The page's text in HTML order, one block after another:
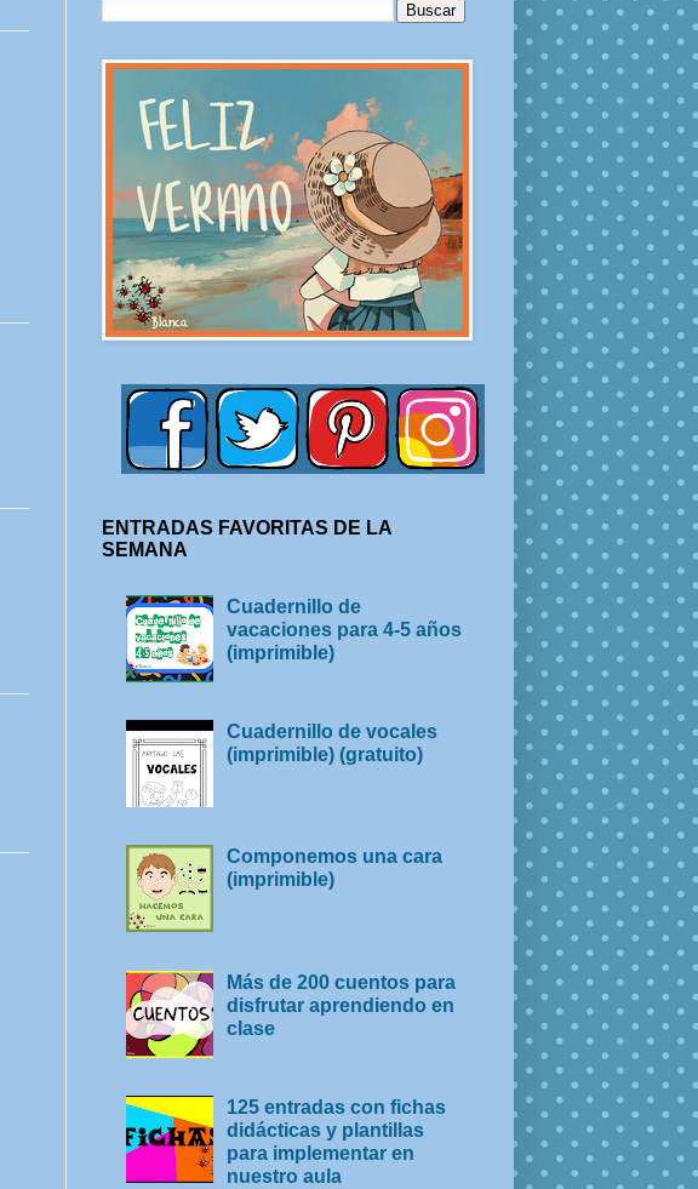
ENTRADAS FAVORITAS DE LA
SEMANA
Cuadernillo de
vacaciones para 4-5 años
(imprimible)
Cuadernillo de vocales
(imprimible) (gratuito)
Componemos una cara
(imprimible)
Más de 200 cuentos para
disfrutar aprendiendo en
clase
125 entradas con fichas
didácticas y plantillas
para implementar en
nuestro aula